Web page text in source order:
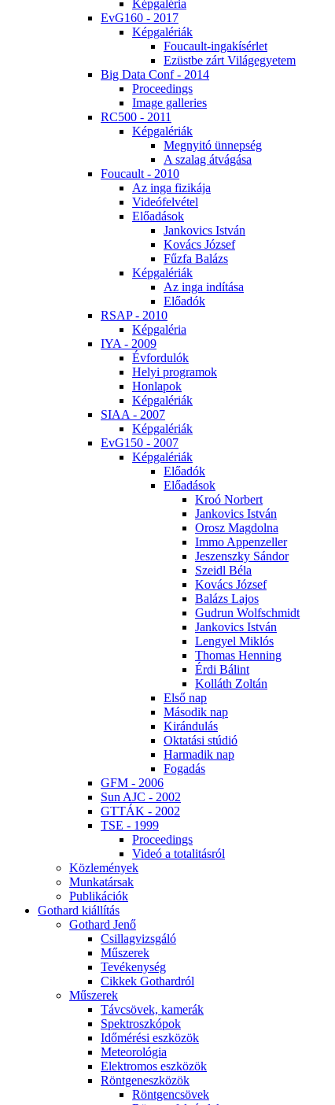
Kép­ga­lé­ria
EvG160 - 2017
Kép­ga­lé­ri­ák
Fo­u­ca­ult-in­ga­kí­sér­let
Ezüst­be zárt Vi­lág­egye­tem
Big Da­ta Conf - 2014
Pro­ce­e­dings
Image gal­le­ri­es
RC500 - 2011
Kép­ga­lé­ri­ák
Meg­nyi­tó ün­nep­ség
A sza­lag át­vá­gá­sa
Fo­u­ca­ult - 2010
Az in­ga fi­zi­ká­ja
Vi­de­ó­fel­vé­tel
Elő­adá­sok
Jan­ko­vics Ist­ván
Ko­vács Jó­zsef
Fűz­fa Ba­lázs
Kép­ga­lé­ri­ák
Az in­ga in­dí­tá­sa
Elő­adók
RSAP - 2010
Kép­ga­lé­ria
IYA - 2009
Év­for­du­lók
He­lyi prog­ra­mok
Hon­la­pok
Kép­ga­lé­ri­ák
SI­AA - 2007
Kép­ga­lé­ri­ák
EvG150 - 2007
Kép­ga­lé­ri­ák
Elő­adók
Elő­adá­sok
Kroó Nor­bert
Jan­ko­vics Ist­ván
Orosz Mag­dol­na
Im­mo Ap­pen­zel­ler
Je­szensz­ky Sán­dor
Szeidl Bé­la
Ko­vács Jó­zsef
Ba­lázs La­jos
Gud­run Wolfsch­midt
Jan­ko­vics Ist­ván
Len­gyel Mik­lós
Tho­mas Hen­ning
Ér­di Bá­lint
Kol­láth Zol­tán
El­ső nap
Má­so­dik nap
Ki­rán­du­lás
Ok­ta­tá­si stú­dió
Har­ma­dik nap
Fo­ga­dás
GFM - 2006
Sun AJC - 2002
GT­TÁK - 2002
TSE - 1999
Pro­ce­e­dings
Vi­deó a to­ta­li­tás­ról
Köz­le­mé­nyek
Mun­ka­tár­sak
Pub­li­ká­ci­ók
Got­hard ki­ál­lí­tás
Got­hard Je­nő
Csil­lag­vizs­gá­ló
Mű­sze­rek
Te­vé­keny­ség
Cik­kek Got­hard­ról
Mű­sze­rek
Táv­csö­vek, ka­me­rák
Spekt­rosz­kó­pok
Idő­mé­ré­si esz­kö­zök
Me­te­o­ro­ló­gia
Elekt­ro­mos esz­kö­zök
Rönt­gen­esz­kö­zök
Rönt­gen­csö­vek